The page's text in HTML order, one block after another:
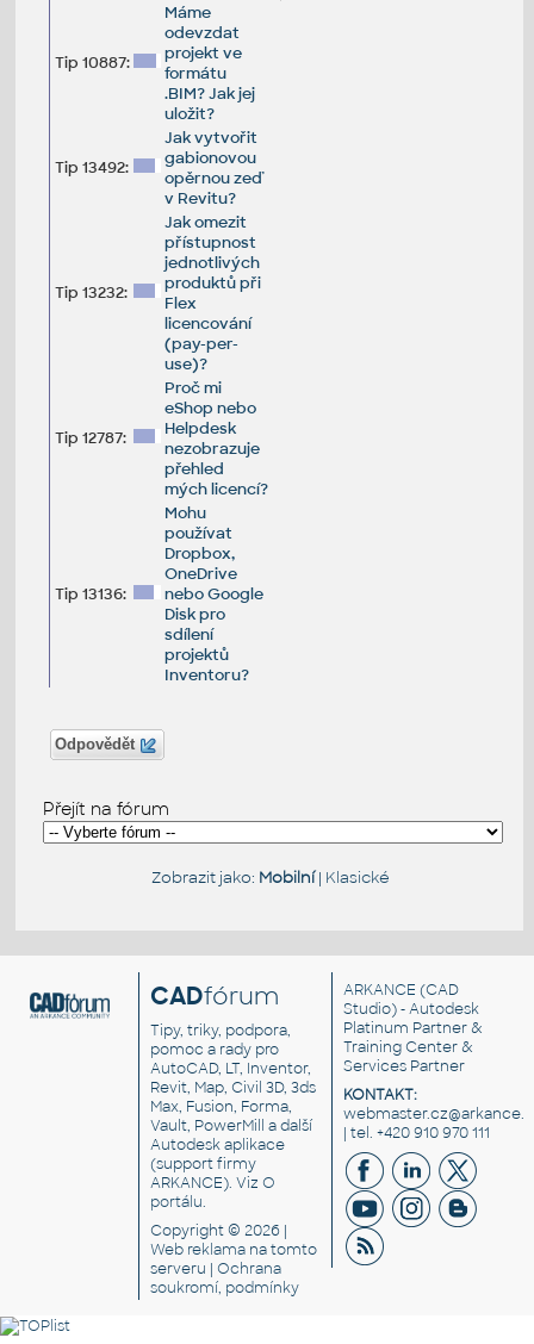
Tip 10887:
Máme
odevzdat
projekt ve
formátu
.BIM? Jak jej
uložit?
Tip 13492:
Jak vytvořit
gabionovou
opěrnou zeď
v Revitu?
Tip 13232:
Jak omezit
přístupnost
jednotlivých
produktů při
Flex
licencování
(pay-per-
use)?
Tip 12787:
Proč mi
eShop nebo
Helpdesk
nezobrazuje
přehled
mých licencí?
Tip 13136:
Mohu
používat
Dropbox,
OneDrive
nebo Google
Disk pro
sdílení
projektů
Inventoru?
Odpovědět
Přejít na fórum
Zobrazit jako: Mobilní| Klasické
CADfórum
Tipy, triky, podpora,
pomoc a rady pro
AutoCAD, LT, Inventor,
Revit, Map, Civil 3D, 3ds
Max, Fusion, Forma,
Vault, PowerMill a další
Autodesk aplikace
(support firmy
ARKANCE). VizO
portálu.
Copyright © 2026 |
Web reklama na tomto
serveru |Ochrana
soukromí, podmínky
ARKANCE (CAD
Studio) - Autodesk
Platinum Partner &
Training Center &
Services Partner
KONTAKT:
| tel. +420 910 970 111